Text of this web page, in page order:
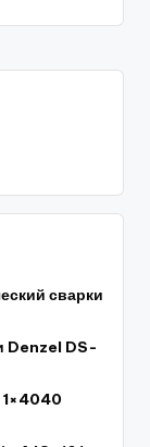
сварки
Denzel DS-
1×4040